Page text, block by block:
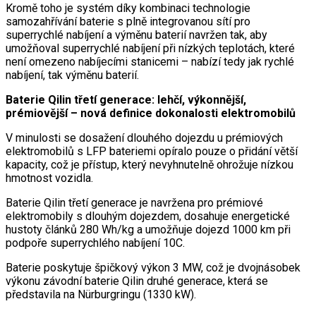
Kromě toho je systém díky kombinaci technologie
samozahřívání baterie s plně integrovanou sítí pro
superrychlé nabíjení a výměnu baterií navržen tak, aby
umožňoval superrychlé nabíjení při nízkých teplotách, které
není omezeno nabíjecími stanicemi – nabízí tedy jak rychlé
nabíjení, tak výměnu baterií.
Baterie Qilin třetí generace: lehčí, výkonnější,
prémiovější – nová definice dokonalosti elektromobilů
V minulosti se dosažení dlouhého dojezdu u prémiových
elektromobilů s LFP bateriemi opíralo pouze o přidání větší
kapacity, což je přístup, který nevyhnutelně ohrožuje nízkou
hmotnost vozidla.
Baterie Qilin třetí generace je navržena pro prémiové
elektromobily s dlouhým dojezdem, dosahuje energetické
hustoty článků 280 Wh/kg a umožňuje dojezd 1000 km při
podpoře superrychlého nabíjení 10C.
Baterie poskytuje špičkový výkon 3 MW, což je dvojnásobek
výkonu závodní baterie Qilin druhé generace, která se
představila na Nürburgringu (1330 kW).